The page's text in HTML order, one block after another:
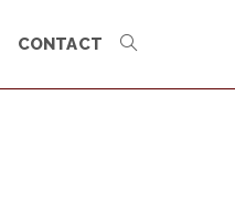
CONTACT TOGGLE